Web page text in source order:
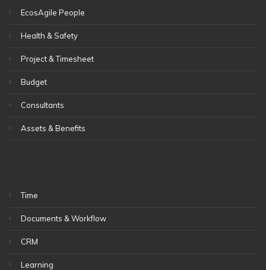
EcosAgile People
Health & Safety
Project & Timesheet
Budget
Consultants
Assets & Benefits
Time
Documents & Workflow
CRM
Learning